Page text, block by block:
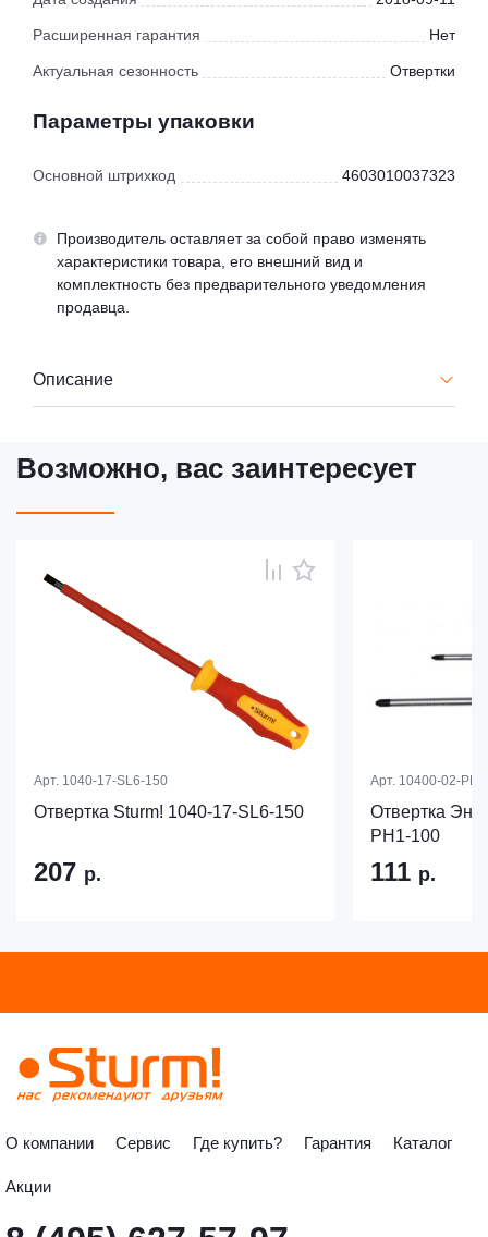
Расширенная гарантия Нет
Актуальная сезонность Отвертки
Параметры упаковки
Основной штрихкод 4603010037323
Производитель оставляет за собой право изменять
характеристики товара, его внешний вид и
комплектность без предварительного уведомления
продавца.
Описание
Возможно, вас заинтересует
Арт. 1040-17-SL6-150
Отвертка Sturm! 1040-17-SL6-150
207 р.
Арт. 10400-02-
Отвертка
PH1-100
111 р.
О компании Сервис Где купить? Гарантия Каталог
Акции